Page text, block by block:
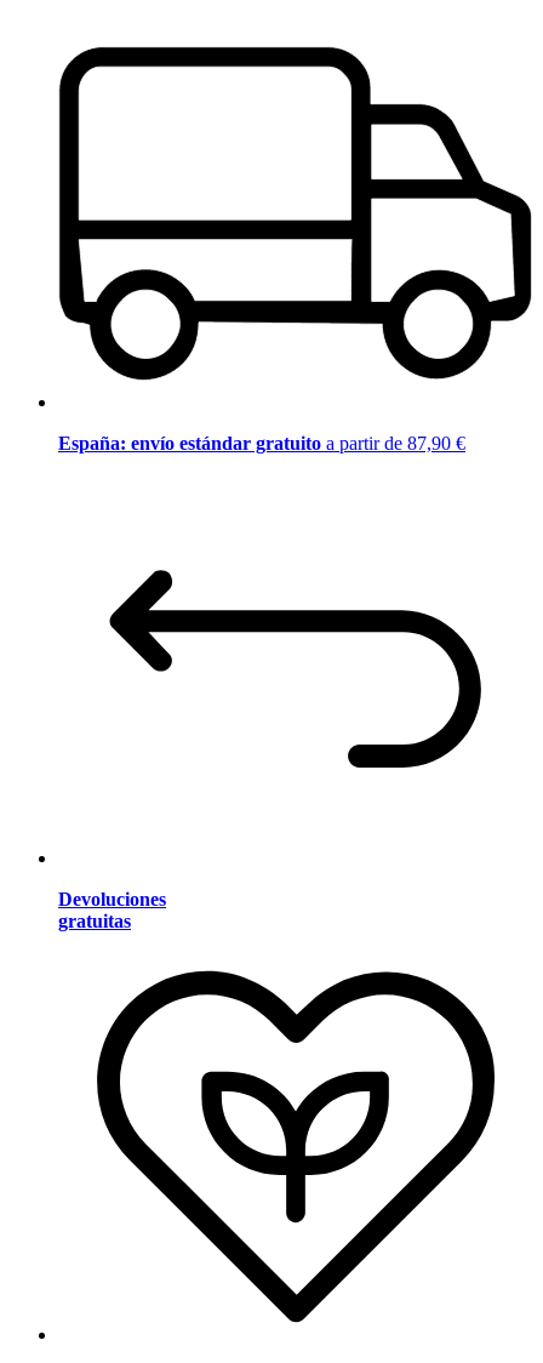
España: envío estándar gratuito a partir de 87,90 €
Devoluciones
gratuitas